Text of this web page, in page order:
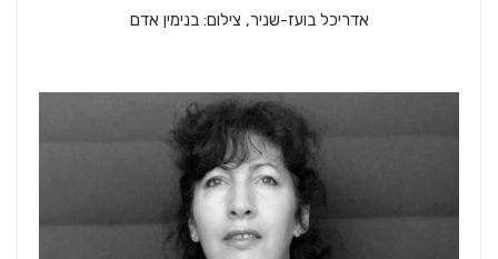
אדריכל בועז-שניר, צילום: בנימין אדם